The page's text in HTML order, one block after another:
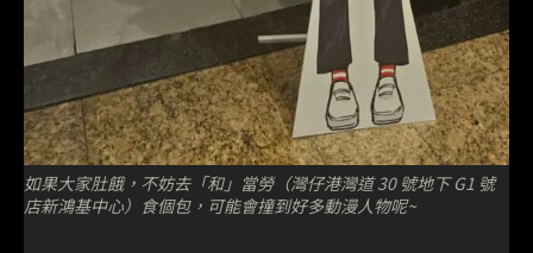
如果大家肚餓，不妨去「和」當勞（灣仔港灣道 30 號地下 G1 號
店新鴻基中心）食個包，可能會撞到好多動漫人物呢~